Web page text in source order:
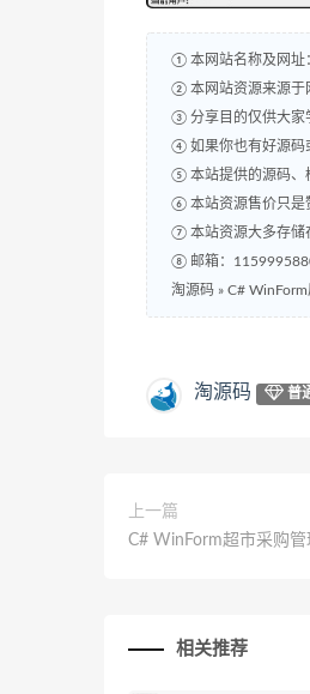
① 本网站名称及网址
② 本网站资源来源于
③ 分享目的仅供大家
④ 如果你也有好源码
⑤ 本站提供的源码、
⑥ 本站资源售价只是
⑦ 本站资源大多存储
⑧ 邮箱：
淘源码 » C#
淘源码 普
上一篇
C# WinForm超市采购管
相关推荐